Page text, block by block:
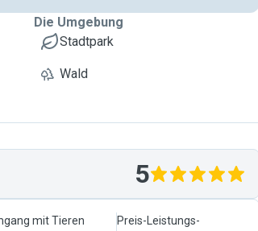
Die Umgebung
Stadtpark
Wald
5
mit Tieren
Preis-Leistungs-